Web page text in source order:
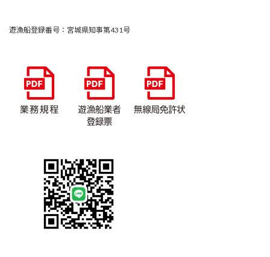
遊漁船登録番号：宮城県知事第431号